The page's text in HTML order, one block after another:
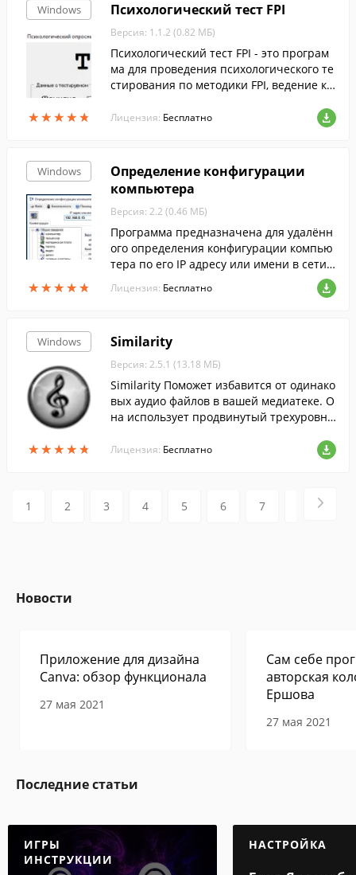
Windows
★★★★★
★★★★★
Психологический тест FPI
Версия: 1.1.2 (0.82 МБ)
Психологический тест FPI - это програм
ма для проведения психологического те
стирования по методики FPI, ведение ка
ать результатов.
Лицензия: Бесплатно
Windows
★★★★★
★★★★★
Определение конфигурации
компьютера
Версия: 2.2 (0.46 МБ)
Программа предназначена для удалённ
ого определения конфигурации компью
тера по его IP адресу или имени в сети
Лицензия: Бесплатно
Windows
★★★★★
★★★★★
Similarity
Версия: 2.5.1 (13.18 МБ)
Similarity Поможет избавится от одинако
вых аудио файлов в вашей медиатеке. О
на использует продвинутый трехуровне
Лицензия: Бесплатно
1 2 3 4 5 6 7
Новости
Приложение для дизайна
Canva: обзор функционала
27 мая 2021
Сам себе
авторская
Ершова
27 мая 2021
Последние статьи
ИГРЫ
ИНСТРУКЦИИ
НАСТРОЙКА